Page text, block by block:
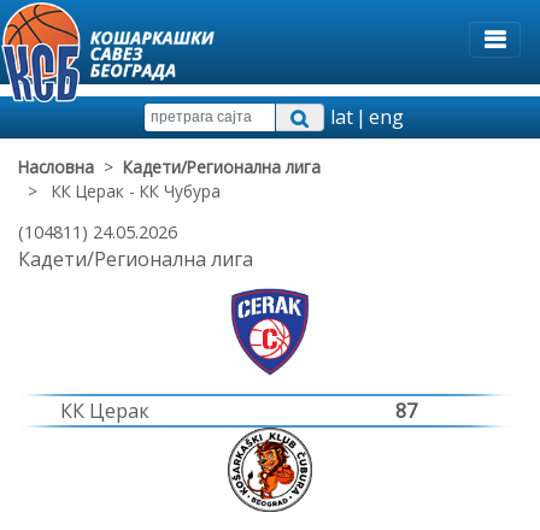
lat|eng
Насловна > Кадети/Регионална лига
> КК Церак - КК Чубура
(104811) 24.05.2026
Кадети/Регионална лига
КК Церак 87